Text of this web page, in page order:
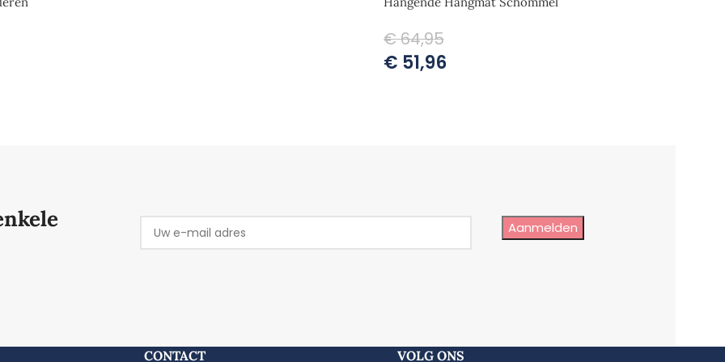
grotere (4-5 mm) ballen zorgen voor een beter comfort en kleinere die minder krimpen, de
€64,95
€ 51,96
Aanmelden
CONTACT VOLG ONS